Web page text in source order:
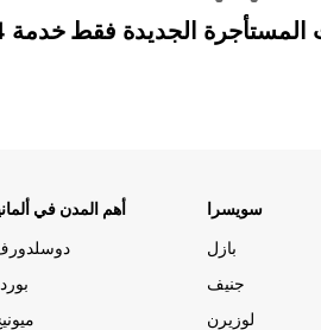
المستأجرة الجديدة فقط
أهم المدن في
سويسرا
بازل
جنيف
لوزيرن